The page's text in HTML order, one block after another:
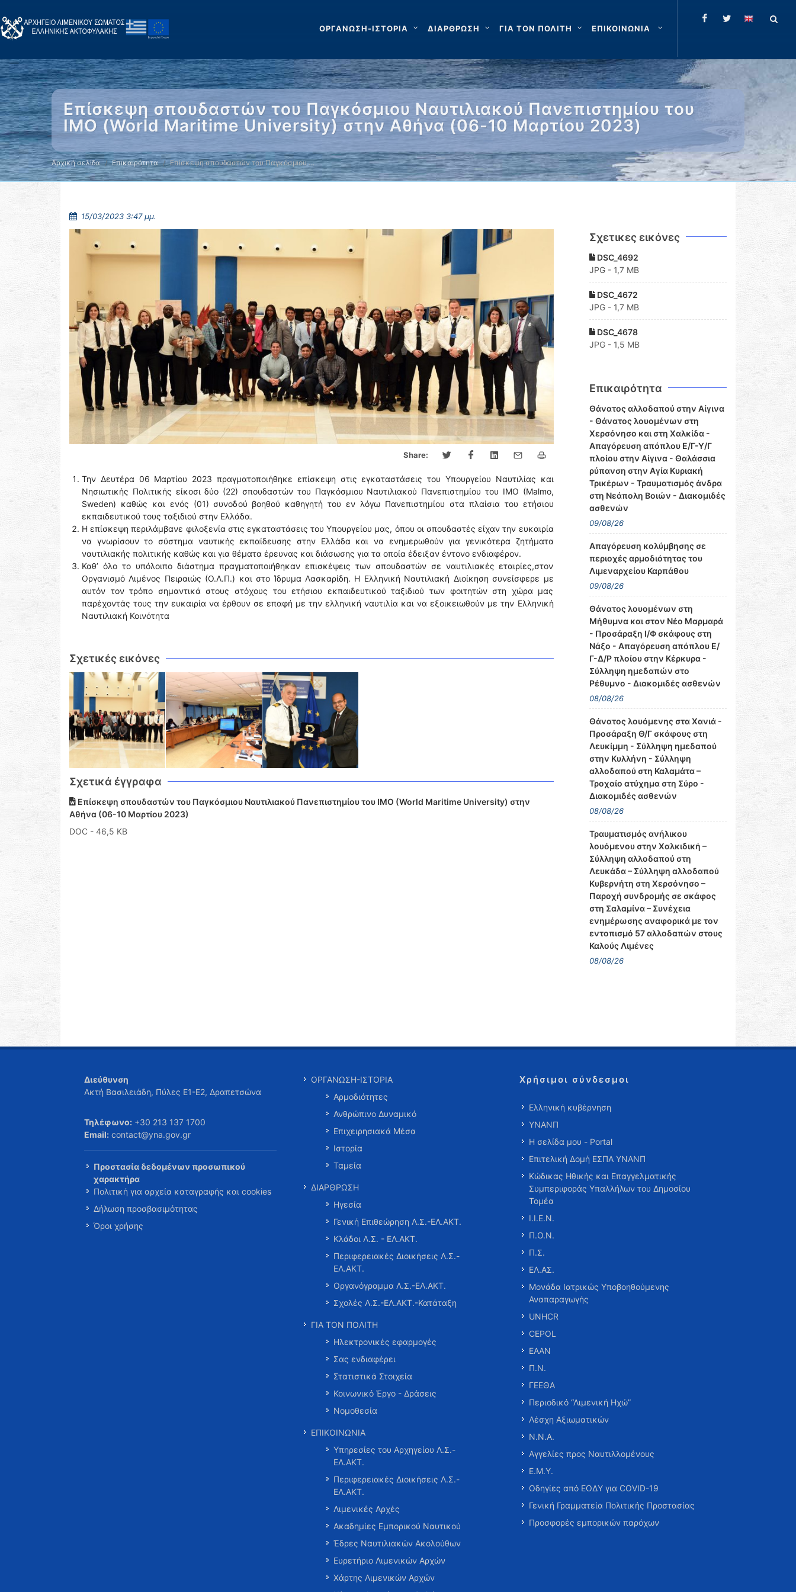
ΟΡΓΑΝΩΣΗ-ΙΣΤΟΡΙΑ ΔΙΑΡΘΡΩΣΗ ΓΙΑ ΤΟΝ ΠΟΛΙΤΗ ΕΠΙΚΟΙΝΩΝΙΑ
Επίσκεψη σπουδαστών του Παγκόσμιου Ναυτιλιακού Πανεπιστημίου του
IMO (World Maritime University) στην Αθήνα (06-10 Μαρτίου 2023)
Αρχική σελίδα Επικαιρότητα Επίσκεψη σπουδαστών του Παγκόσμιου …
15/03/2023 3:47 μμ.
Share:
Την Δευτέρα 06 Μαρτίου 2023 πραγματοποιήθηκε επίσκεψη στις εγκαταστάσεις του Υπουργείου Ναυτιλίας και
Νησιωτικής Πολιτικής είκοσι δύο (22) σπουδαστών του Παγκόσμιου Ναυτιλιακού Πανεπιστημίου του ΙΜΟ (Malmo,
Sweden) καθώς και ενός (01) συνοδού βοηθού καθηγητή του εν λόγω Πανεπιστημίου στα πλαίσια του ετήσιου
εκπαιδευτικού τους ταξιδιού στην Ελλάδα.
Η επίσκεψη περιλάμβανε φιλοξενία στις εγκαταστάσεις του Υπουργείου μας, όπου οι σπουδαστές είχαν την ευκαιρία
να γνωρίσουν το σύστημα ναυτικής εκπαίδευσης στην Ελλάδα και να ενημερωθούν για γενικότερα ζητήματα
ναυτιλιακής πολιτικής καθώς και για θέματα έρευνας και διάσωσης για τα οποία έδειξαν έντονο ενδιαφέρον.
Καθ’ όλο το υπόλοιπο διάστημα πραγματοποιήθηκαν επισκέψεις των σπουδαστών σε ναυτιλιακές εταιρίες,στον
Οργανισμό Λιμένος Πειραιώς (Ο.Λ.Π.) και στο Ίδρυμα Λασκαρίδη. Η Ελληνική Ναυτιλιακή Διοίκηση συνείσφερε με
αυτόν τον τρόπο σημαντικά στους στόχους του ετήσιου εκπαιδευτικού ταξιδιού των φοιτητών στη χώρα μας
παρέχοντάς τους την ευκαιρία να έρθουν σε επαφή με την ελληνική ναυτιλία και να εξοικειωθούν με την Ελληνική
Ναυτιλιακή Κοινότητα
Σχετικές εικόνες
Σχετικά έγγραφα
Επίσκεψη σπουδαστών του Παγκόσμιου Ναυτιλιακού Πανεπιστημίου του IMO (World Maritime University) στην
Αθήνα (06-10 Μαρτίου 2023)
DOC - 46,5 KB
Σχετικες εικόνες
DSC_4692
JPG - 1,7 MB
DSC_4672
JPG - 1,7 MB
DSC_4678
JPG - 1,5 MB
Επικαιρότητα
Θάνατος αλλοδαπού στην Αίγινα
- Θάνατος λουομένων στη
Χερσόνησο και στη Χαλκίδα -
Απαγόρευση απόπλου Ε/Γ-Υ/Γ
πλοίου στην Αίγινα - Θαλάσσια
ρύπανση στην Αγία Κυριακή
Τρικέρων - Τραυματισμός άνδρα
στη Νεάπολη Βοιών - Διακομιδές
ασθενών
09/08/26
Απαγόρευση κολύμβησης σε
περιοχές αρμοδιότητας του
Λιμεναρχείου Καρπάθου
09/08/26
Θάνατος λουομένων στη
Μήθυμνα και στον Νέο Μαρμαρά
- Προσάραξη Ι/Φ σκάφους στη
Νάξο - Απαγόρευση απόπλου Ε/
Γ-Δ/Ρ πλοίου στην Κέρκυρα -
Σύλληψη ημεδαπών στο
Ρέθυμνο - Διακομιδές ασθενών
08/08/26
Θάνατος λουόμενης στα Χανιά -
Προσάραξη Θ/Γ σκάφους στη
Λευκίμμη - Σύλληψη ημεδαπού
στην Κυλλήνη - Σύλληψη
αλλοδαπού στη Καλαμάτα –
Τροχαίο ατύχημα στη Σύρο -
Διακομιδές ασθενών
08/08/26
Τραυματισμός ανήλικου
λουόμενου στην Χαλκιδική –
Σύλληψη αλλοδαπού στη
Λευκάδα – Σύλληψη αλλοδαπού
Κυβερνήτη στη Χερσόνησο –
Παροχή συνδρομής σε σκάφος
στη Σαλαμίνα – Συνέχεια
ενημέρωσης αναφορικά με τον
εντοπισμό 57 αλλοδαπών στους
Καλούς Λιμένες
08/08/26
Διεύθυνση
Ακτή Βασιλειάδη, Πύλες Ε1-Ε2, Δραπετσώνα
Τηλέφωνο: +30 213 137 1700
Email: contact@yna.gov.gr
Προστασία δεδομένων προσωπικού
χαρακτήρα
Πολιτική για αρχεία καταγραφής και cookies
Δήλωση προσβασιμότητας
Όροι χρήσης
ΟΡΓΑΝΩΣΗ-ΙΣΤΟΡΙΑ
Αρμοδιότητες
Ανθρώπινο Δυναμικό
Επιχειρησιακά Μέσα
Ιστορία
Ταμεία
ΔΙΑΡΘΡΩΣΗ
Ηγεσία
Γενική Επιθεώρηση Λ.Σ.-ΕΛ.ΑΚΤ.
Κλάδοι Λ.Σ. - ΕΛ.ΑΚΤ.
Περιφερειακές Διοικήσεις Λ.Σ.-
ΕΛ.ΑΚΤ.
Οργανόγραμμα Λ.Σ.-ΕΛ.ΑΚΤ.
Σχολές Λ.Σ.-ΕΛ.ΑΚΤ.-Κατάταξη
ΓΙΑ ΤΟΝ ΠΟΛΙΤΗ
Ηλεκτρονικές εφαρμογές
Σας ενδιαφέρει
Στατιστικά Στοιχεία
Κοινωνικό Έργο - Δράσεις
Νομοθεσία
ΕΠΙΚΟΙΝΩΝΙΑ
Υπηρεσίες του Αρχηγείου Λ.Σ.-
ΕΛ.ΑΚΤ.
Περιφερειακές Διοικήσεις Λ.Σ.-
ΕΛ.ΑΚΤ.
Λιμενικές Αρχές
Ακαδημίες Εμπορικού Ναυτικού
Έδρες Ναυτιλιακών Ακολούθων
Ευρετήριο Λιμενικών Αρχών
Χάρτης Λιμενικών Αρχών
Χρήσιμοι σύνδεσμοι
Ελληνική κυβέρνηση
ΥΝΑΝΠ
Η σελίδα μου - Portal
Επιτελική Δομή ΕΣΠΑ ΥΝΑΝΠ
Κώδικας Ηθικής και Επαγγελματικής
Συμπεριφοράς Υπαλλήλων του Δημοσίου
Τομέα
Ι.Ι.Ε.Ν.
Π.Ο.Ν.
Π.Σ.
ΕΛ.ΑΣ.
Μονάδα Ιατρικώς Υποβοηθούμενης
Αναπαραγωγής
UNHCR
CEPOL
ΕΑΑΝ
Π.Ν.
ΓΕΕΘΑ
Περιοδικό “Λιμενική Ηχώ”
Λέσχη Αξιωματικών
Ν.Ν.Α.
Αγγελίες προς Ναυτιλλομένους
Ε.Μ.Υ.
Οδηγίες από ΕΟΔΥ για COVID-19
Γενική Γραμματεία Πολιτικής Προστασίας
Προσφορές εμπορικών παρόχων